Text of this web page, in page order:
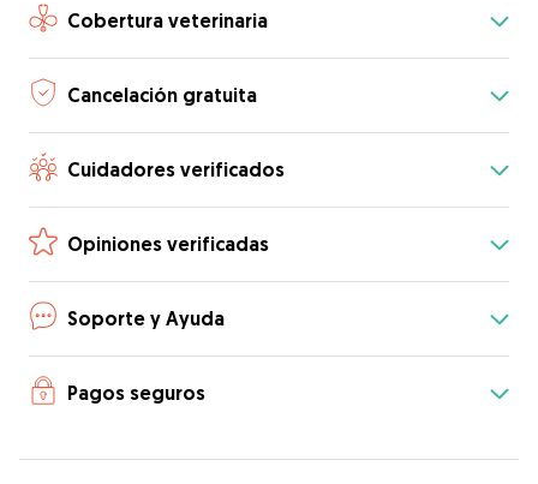
Cobertura veterinaria
Cancelación gratuita
Cuidadores verificados
Opiniones verificadas
Soporte y Ayuda
Pagos seguros